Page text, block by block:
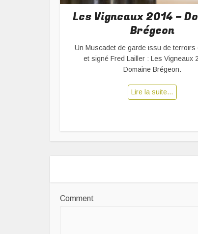
Les Vigneaux 2014 –
Brégeon
Un Muscadet de garde issu de terroirs
et signé Fred Lailler : Les Vigneaux
Domaine Brégeon.
Lire la suite…
Comment